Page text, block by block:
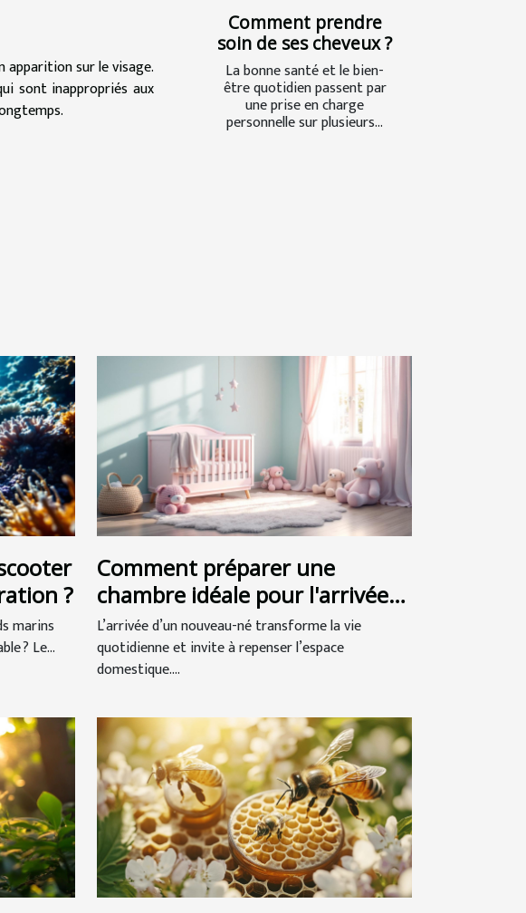
apparition sur le visage.
sont inappropriés aux
Comment prendre
soin de ses cheveux ?
La bonne santé et le bien-
être quotidien passent par
une prise en charge
personnelle sur plusieurs...
?
marins
? Le...
Comment préparer une
chambre idéale pour l'arrivée
de bébé ?
L’arrivée d’un nouveau-né transforme la vie
quotidienne et invite à repenser l’espace
domestique....